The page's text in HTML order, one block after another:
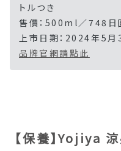
トルつき
售價：500ml／748日
上市日期：2024年5月
品牌官網請點此
【保養】Yojiya